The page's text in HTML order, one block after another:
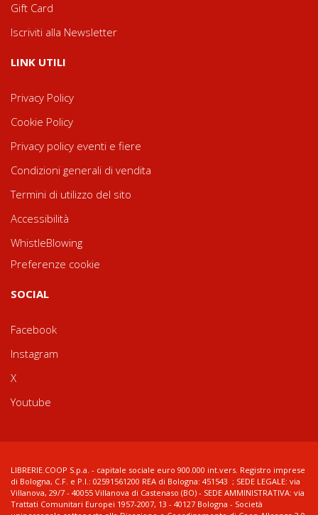
Gift Card
Iscriviti alla Newsletter
LINK UTILI
Privacy Policy
Cookie Policy
Privacy policy eventi e fiere
Condizioni generali di vendita
Termini di utilizzo del sito
Accessibilità
WhistleBlowing
Preferenze cookie
SOCIAL
Facebook
Instagram
X
Youtube
LIBRERIE.COOP S.p.a. - capitale sociale euro 900.000 int.vers. Registro imprese
di Bologna, C.F. e P.I.: 02591561200 REA di Bologna: 451543 ; SEDE LEGALE: via
Villanova, 29/7 - 40055 Villanova di Castenaso (BO) - SEDE AMMINISTRATIVA: via
Trattati Comunitari Europei 1957-2007, 13 - 40127 Bologna - Società